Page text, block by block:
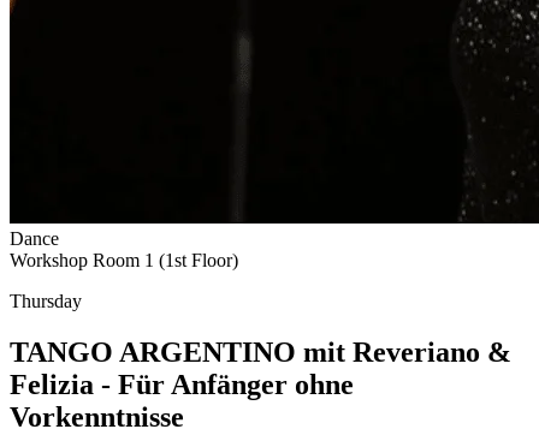
Dance
Workshop Room 1 (1st Floor)
Thursday
TANGO ARGENTINO mit Reveriano &
Felizia - Für Anfänger ohne
Vorkenntnisse